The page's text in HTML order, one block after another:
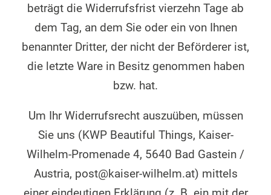
beträgt die Widerrufsfrist vierzehn Tage ab
dem Tag, an dem Sie oder ein von Ihnen
benannter Dritter, der nicht der Beförderer ist,
die letzte Ware in Besitz genommen haben
bzw. hat.
Um Ihr Widerrufsrecht auszuüben, müssen
Sie uns (KWP Beautiful Things, Kaiser-
Wilhelm-Promenade 4, 5640 Bad Gastein /
Austria, post@kaiser-wilhelm.at) mittels